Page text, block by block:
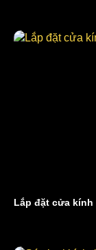
Lắp đặt cửa kính